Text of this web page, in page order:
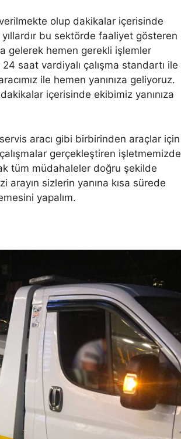
olup dakikalar içerisinde
bu sektörde faaliyet gösteren
gelerek hemen gerekli işlemler
saat vardiyalı çalışma standartı ile
ile hemen yanınıza geliyoruz.
içerisinde ekibimiz yanınıza
aracı gibi birbirinden araçlar için
gerçekleştiren işletmemizde
tüm müdahaleler doğru şekilde
arayın sizlerin yanına kısa sürede
yapalım.